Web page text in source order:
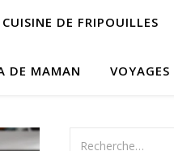
CUISINE DE FRIPOUILLES
DE MAMAN